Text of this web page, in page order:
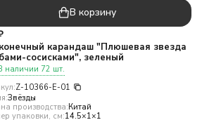
В корзину
карандаш "Плюшевая звезда
сосисками", зеленый
наличии 72 шт.
Z-10366-E-01
Звёзды
производства:Китай
упаковки, см:14.5×1×1